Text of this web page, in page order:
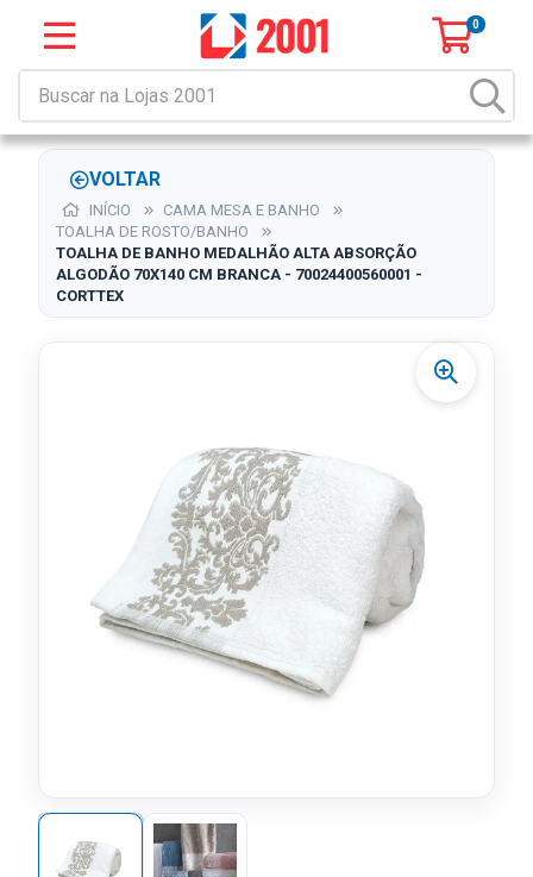
0
VOLTAR
INÍCIO
CAMA MESA E BANHO
TOALHA DE ROSTO/BANHO
TOALHA DE BANHO MEDALHÃO ALTA ABSORÇÃO
ALGODÃO 70X140 CM BRANCA - 70024400560001 -
CORTTEX